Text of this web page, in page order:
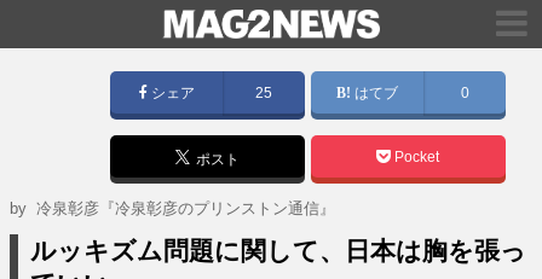
シェア 25 はてブ 0
ポスト Pocket
by冷泉彰彦『冷泉彰彦のプリンストン通信』
ルッキズム問題に関して、日本は胸を張っ